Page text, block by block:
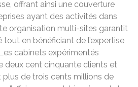
offrant ainsi une couverture
ayant des activités dans
organisation multi-sites garantit
en bénéficiant de l’expertise
cabinets expérimentés
deux cent cinquante clients et
de trois cents millions de